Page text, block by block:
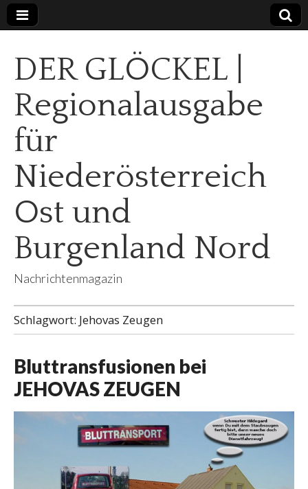
DER GLÖCKEL |
Regionalausgabe
für
Niederösterreich
Ost und
Burgenland Nord
Nachrichtenmagazin
Schlagwort: Jehovas Zeugen
Bluttransfusionen bei
JEHOVAS ZEUGEN